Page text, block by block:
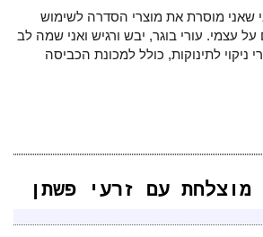
מוסרת את מוצרי הסדרה לשימוש
עצמי. עורי בוגר, יבש ורגיש ואני שמה לב
ניקוי לתינוקות, כולל למכונת הכביסה
עם זרעי פשתן